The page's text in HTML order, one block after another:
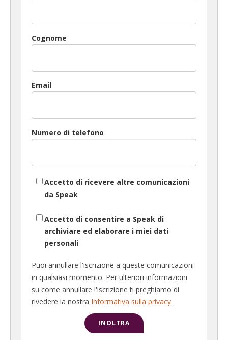
Cognome
Email
Numero di telefono
Accetto di ricevere altre comunicazioni
da Speak
Accetto di consentire a Speak di
archiviare ed elaborare i miei dati
personali
Puoi annullare l'iscrizione a queste comunicazioni
in qualsiasi momento. Per ulteriori informazioni
su come annullare l'iscrizione ti preghiamo di
rivedere la nostra Informativa sulla privacy.